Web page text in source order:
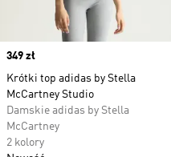
Price
349 zł
Krótki top adidas by Stella
McCartney Studio
Damskie adidas by Stella
McCartney
2 kolory